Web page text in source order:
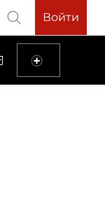
Войти